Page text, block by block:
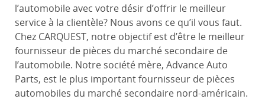
l’automobile avec votre désir d’offrir le meilleur
service à la clientèle? Nous avons ce qu’il vous faut.
Chez CARQUEST, notre objectif est d’être le meilleur
fournisseur de pièces du marché secondaire de
l’automobile. Notre société mère, Advance Auto
Parts, est le plus important fournisseur de pièces
automobiles du marché secondaire nord-américain.